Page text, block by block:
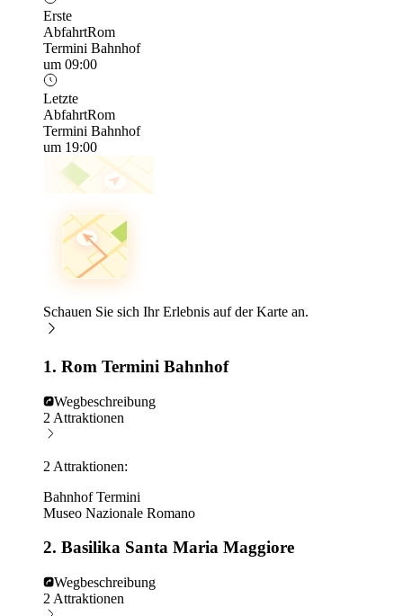
Erste
AbfahrtRom
Termini Bahnhof
um 09:00
Letzte
AbfahrtRom
Termini Bahnhof
um 19:00
Schauen Sie sich Ihr Erlebnis auf der Karte an.
1. Rom Termini Bahnhof
Wegbeschreibung
2 Attraktionen
2 Attraktionen:
Bahnhof Termini
Museo Nazionale Romano
2. Basilika Santa Maria Maggiore
Wegbeschreibung
2 Attraktionen